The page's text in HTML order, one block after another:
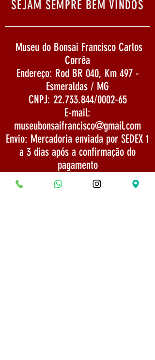
SEJAM SEMPRE BEM VINDOS
Museu do Bonsai Francisco Carlos
Corrêa
Endereço: Rod BR 040, Km 497 -
Esmeraldas / MG
CNPJ: 22.733.844/0002-65
E-mail:
museubonsaifrancisco@gmail.com
Envio: Mercadoria enviada por SEDEX 1
a 3 dias após a confirmação do
pagamento
TELEFONE:
(31) 975254666